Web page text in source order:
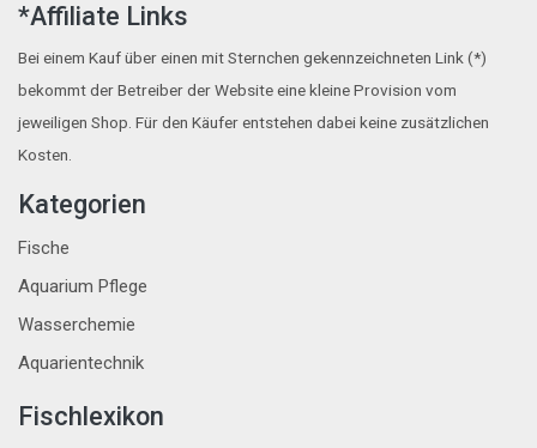
*Affiliate Links
Bei einem Kauf über einen mit Sternchen gekennzeichneten Link (*)
bekommt der Betreiber der Website eine kleine Provision vom
jeweiligen Shop. Für den Käufer entstehen dabei keine zusätzlichen
Kosten.
Kategorien
Fische
Aquarium Pflege
Wasserchemie
Aquarientechnik
Fischlexikon